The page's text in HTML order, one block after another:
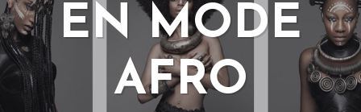
EN MODE
AFRO